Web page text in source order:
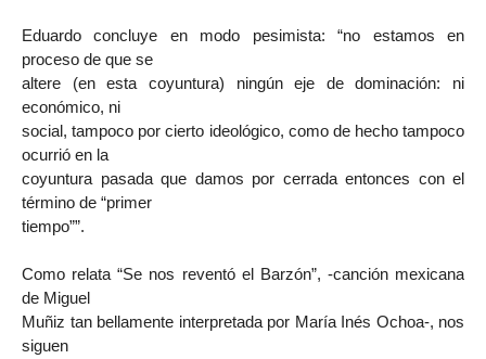
Eduardo concluye en modo pesimista: “no estamos en
proceso de que se
altere (en esta coyuntura) ningún eje de dominación: ni
económico, ni
social, tampoco por cierto ideológico, como de hecho tampoco
ocurrió en la
coyuntura pasada que damos por cerrada entonces con el
término de “primer
tiempo””.
Como relata “Se nos reventó el Barzón”, -canción mexicana
de Miguel
Muñiz tan bellamente interpretada por María Inés Ochoa-, nos
siguen